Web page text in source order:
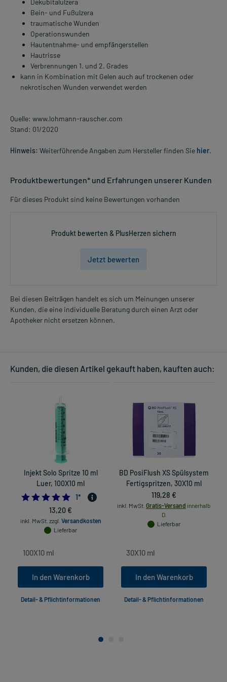
Dekubitalulzera
Bein- und Fußulzera
traumatische Wunden
Operationswunden
Hautentnahme- und empfängerstellen
Hautrisse
Verbrennungen 1. und 2. Grades
kann in Kombination mit Gelen auch auf trockenen oder
nekrotischen Wunden verwendet werden
Quelle: www.lohmann-rauscher.com
Stand: 01/2020
Hinweis: Weiterführende Angaben zum Hersteller finden Sie hier.
Produktbewertungen* und Erfahrungen unserer Kunden
Für dieses Produkt sind keine Bewertungen vorhanden
Produkt bewerten & PlusHerzen sichern
Jetzt bewerten
Bei diesen Beiträgen handelt es sich um Meinungen unserer
Kunden, die eine individuelle Beratung durch einen Arzt oder
Apotheker nicht ersetzen können.
Kunden, die diesen Artikel gekauft haben, kauften auch:
Injekt Solo Spritze 10 ml
Luer, 100X10 ml
5.0
1*
13,20 €
inkl. MwSt. zzgl. Versandkosten
Lieferbar
In den Warenkorb
Detail- & Pflichtinformationen
BD PosiFlush XS Spülsystem
Fertigspritzen, 30X10 ml
119,28 €
inkl. MwSt. Gratis-Versand innerhalb
D.
Lieferbar
In den Warenkorb
Detail- & Pflichtinformationen